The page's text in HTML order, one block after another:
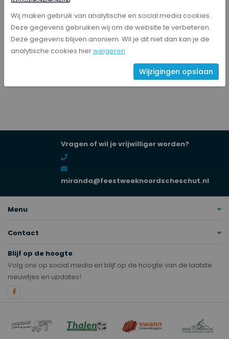
Informatie
13 augustus 2026
Vragen of wil je vrijwilliger worden?
miranda@feestweeknoordscheschut.nl
Menu
Contact
Blijf op de hoogte
Volg ons op social media en blijf op de hoogte van de laatste
nieuwtjes en updates!
Wij maken gebruik van analytische en social media cookies.
Deze gegevens gebruiken wij om de website te verbeteren.
Deze gegevens blijven anoniem. Wil je dit niet dan kan je de
analytische cookies hierweigeren
Wijzigingen opslaan